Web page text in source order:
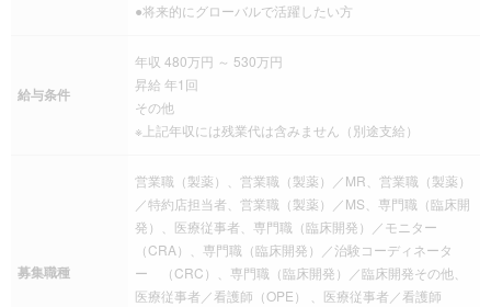
●将来的にグローバルで活躍したい方
給与条件
年収 480万円 ～ 530万円
昇給 年1回
その他
※上記年収には残業代は含みません（別途支給）
募集職種
営業職（製薬）、営業職（製薬）／MR、営業職（製薬）
／特約店担当者、営業職（製薬）／MS、専門職（臨床開
発）、医療従事者、専門職（臨床開発）／モニター
（CRA）、専門職（臨床開発）／治験コーディネータ
ー （CRC）、専門職（臨床開発）／臨床開発その他、
医療従事者／看護師（OPE） 、医療従事者／看護師